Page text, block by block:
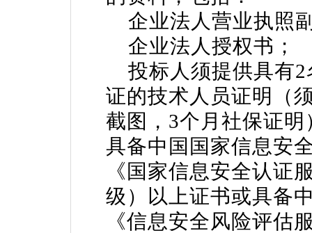
企业法人营业执照
企业法人授权书；
投标人须提供具有2
证的技术人员证明（
截图，3个月社保证明
具备中国国家信息安
《国家信息安全认证
级）以上证书或具备
《信息安全风险评估